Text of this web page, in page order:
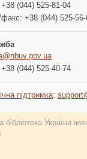
(044) 525-81-04
+38 (044) 525-56-
(044) 525-40-74
підтримка:
України